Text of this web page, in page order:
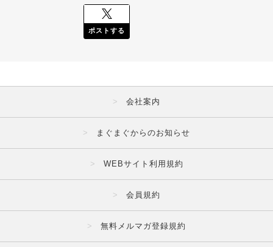
ポストする
会社案内
まぐまぐからのお知らせ
WEBサイト利用規約
会員規約
無料メルマガ登録規約